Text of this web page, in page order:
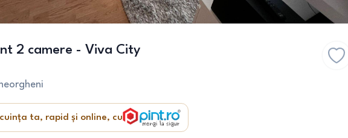
2 camere - Viva City
ta, rapid și online, cu